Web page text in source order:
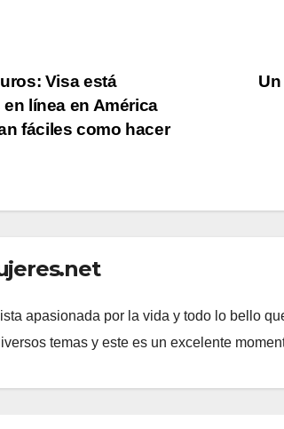
Visa está
línea en América
fáciles como hacer
apasionada por la vida y todo lo bello
temas y este es un excelente